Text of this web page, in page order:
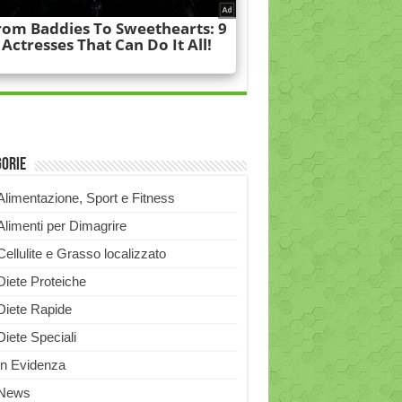
Sport e Fitness
per Dimagrire
e Grasso localizzato
Proteiche
Rapide
Speciali
Evidenza